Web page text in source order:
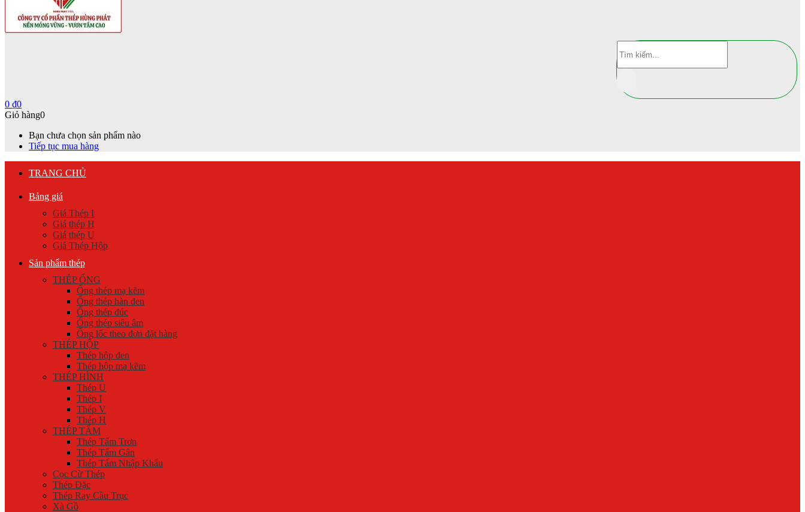
0 ₫0
Giỏ hàng0
Bạn chưa chọn sản phẩm nào
Tiếp tục mua hàng
TRANG CHỦ
Bảng giá
Giá Thép I
Giá thép H
Giá thép U
Giá Thép Hộp
Sản phẩm thép
THÉP ỐNG
Ống thép mạ kẽm
Ống thép hàn đen
Ống thép đúc
Ống thép siêu âm
Ống lốc theo đơn đặt hàng
THÉP HỘP
Thép hộp đen
Thép hộp mạ kẽm
THÉP HÌNH
Thép U
Thép I
Thép V
Thép H
THÉP TẤM
Thép Tấm Trơn
Thép Tấm Gân
Thép Tấm Nhập Khẩu
Cọc Cừ Thép
Thép Đặc
Thép Ray Cầu Trục
Xà Gồ